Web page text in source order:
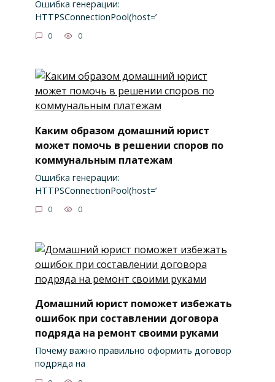
Ошибка генерации:
HTTPSConnectionPool(host=’
0 0
Каким образом домашний юрист
может помочь в решении споров по
коммунальным платежам
Ошибка генерации:
HTTPSConnectionPool(host=’
0 0
Домашний юрист поможет избежать
ошибок при составлении договора
подряда на ремонт своими руками
Почему важно правильно оформить договор
подряда на